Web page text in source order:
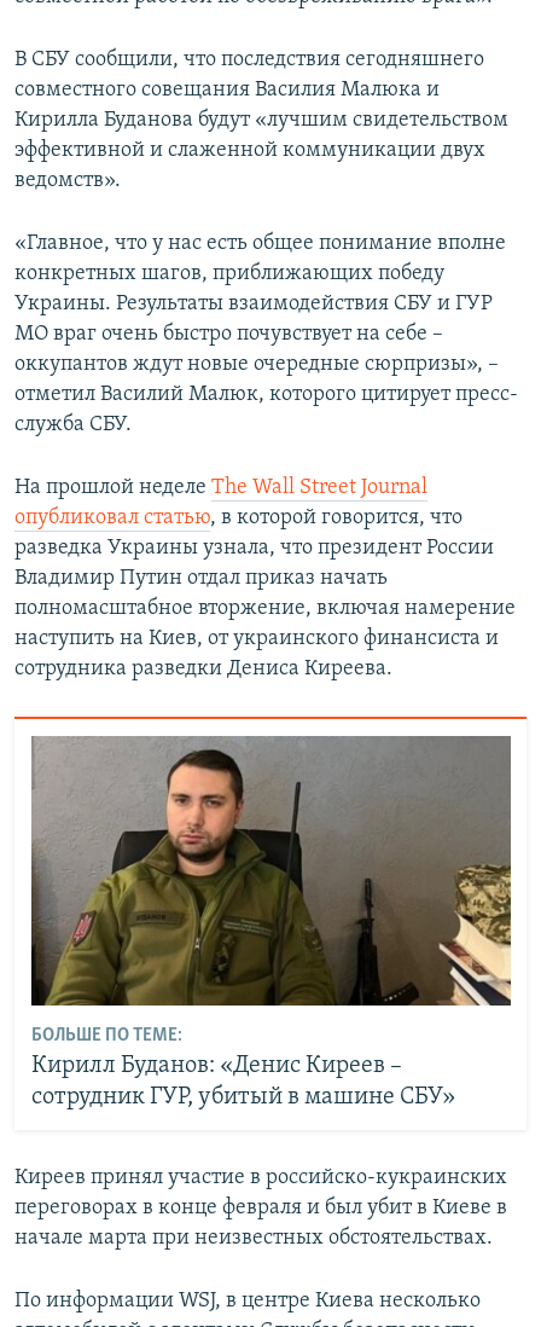
В СБУ сообщили, что последствия сегодняшнего
совместного совещания Василия Малюка и
Кирилла Буданова будут «лучшим свидетельством
эффективной и слаженной коммуникации двух
ведомств».
«Главное, что у нас есть общее понимание вполне
конкретных шагов, приближающих победу
Украины. Результаты взаимодействия СБУ и ГУР
МО враг очень быстро почувствует на себе –
оккупантов ждут новые очередные сюрпризы», –
отметил Василий Малюк, которого цитирует пресс-
служба СБУ.
На прошлой неделе The Wall Street Journal
опубликовал статью, в которой говорится, что
разведка Украины узнала, что президент России
Владимир Путин отдал приказ начать
полномасштабное вторжение, включая намерение
наступить на Киев, от украинского финансиста и
сотрудника разведки Дениса Киреева.
БОЛЬШЕ ПО ТЕМЕ:
Кирилл Буданов: «Денис Киреев –
сотрудник ГУР, убитый в машине СБУ»
Киреев принял участие в российско-кукраинских
переговорах в конце февраля и был убит в Киеве в
начале марта при неизвестных обстоятельствах.
По информации WSJ, в центре Киева несколько